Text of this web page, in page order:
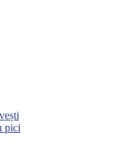
pici